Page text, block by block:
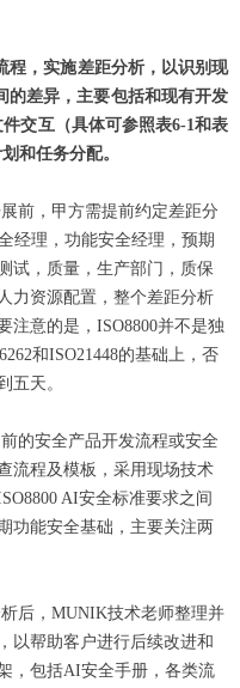
，实施差距分析，以识别现
的差异，主要包括和现有开发
交互（具体可参照表6-1和表
和任务分配。
前，甲方需提前约定差距分
经理，功能安全经理，预期
试，质量，生产部门，质保
力资源配置，整个差距分析
注意的是，ISO8800并不是独
和ISO21448的基础上，否
五天。
的安全产品开发流程或安全
流程及模板，采用现场技术
AI安全标准要求之间
功能安全基础，主要关注两
后，MUNIK技术老师整理并
以帮助客户进行后续改进和
，包括AI安全手册，各类流